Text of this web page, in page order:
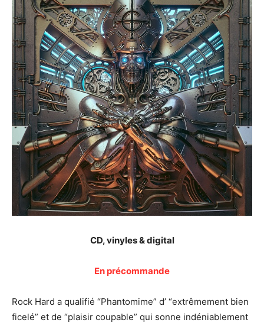
CD, vinyles & digital
En précommande
Rock Hard a qualifié “Phantomime” d’ “extrêmement bien
ficelé” et de “plaisir coupable” qui sonne indéniablement